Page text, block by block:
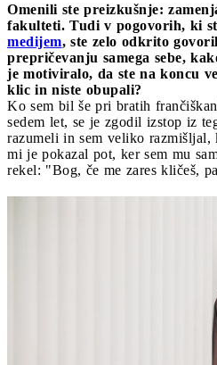
Omenili ste preizkušnje:
fakulteti. Tudi v pogovorih, ki
medijem, ste zelo odkrito
prepričevanju samega sebe,
je motiviralo, da ste na koncu
klic in niste obupali?
Ko sem bil še pri bratih
sedem let, se je zgodil izstop iz
razumeli in sem veliko razmišljal,
mi je pokazal pot, ker sem mu
rekel: "Bog, če me zares kličeš,